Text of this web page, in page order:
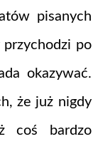
pisanych
po
okazywać.
że już nigdy
coś bardzo